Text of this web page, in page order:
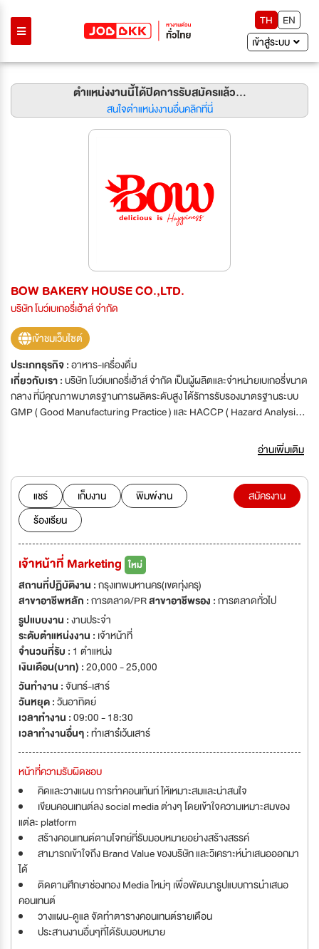
TH
EN
เข้าสู่ระบบ
ตำแหน่งงานนี้ได้ปิดการรับสมัครแล้ว...
สนใจตำแหน่งงานอื่นคลิกที่นี่
BOW BAKERY HOUSE CO.,LTD.
บริษัท โบว์เบเกอรี่เฮ้าส์ จำกัด
เข้าชมเว็บไซต์
ประเภทธุรกิจ :อาหาร-เครื่องดื่ม
เกี่ยวกับเรา :บริษัท โบว์เบเกอรี่เฮ้าส์ จำกัด เป็นผู้ผลิตและจำหน่ายเบเกอรี่ขนาด
กลาง ที่มีคุณภาพมาตรฐานการผลิตระดับสูง ได้รัการรับรองมาตรฐานระบบ
GMP ( Good Manufacturing Practice ) และ HACCP ( Hazard Analysis
Puff Pastry (Pie ,Danish ,Croissant and Eclair ) Sandwich และ Bread
ด้วยประสบการณ์ในธุรกิจเบเกอรี่กว่า 15 ปี ด้วยโรงงานใหม่ได้มาตรฐาน และ
เทคโนโลยีที่ทันสมัยภายใต้ความใส่ใจพิถีพิถันในทุกขั้นตอนของกระบวนการผลิต
เพื่อให้ลูกค้าได้รับความพึงพอใจในทุกๆด้านจากสินค้าและบริการ เราผลิตเกอรี่
ที่แสนอร่อยและคุณภาพดีเยี่ยมส่งกับร้านกาแฟมากมายทั้งในกรุงเทพฯและ
ปริมณฑลกว่า 300 ร้าน
อ่านเพิ่มเติม
แชร์ เก็บงาน
พิมพ์งาน
ร้องเรียน
สมัครงาน
เจ้าหน้าที่ Marketing ใหม่
สถานที่ปฏิบัติงาน :กรุงเทพมหานคร(เขตทุ่งครุ)
สาขาอาชีพหลัก :การตลาด/PRสาขาอาชีพรอง :การตลาดทั่วไป
รูปแบบงาน :งานประจำ
ระดับตำแหน่งงาน : เจ้าหน้าที่
จำนวนที่รับ : 1 ตำแหน่ง
เงินเดือน(บาท) :20,000 - 25,000
วันทำงาน :จันทร์-เสาร์
วันหยุด :วันอาทิตย์
เวลาทำงาน :09:00 - 18:30
เวลาทำงานอื่นๆ :ทำเสาร๋เว้นเสาร์
หน้าที่ความรับผิดชอบ
คิดและวางแผน การทำคอนเท้นท์ ให้เหมาะสมและน่าสนใจ
เขียนคอนเทนต์ลง social media ต่างๆ โดยเข้าใจความเหมาะสมของ
แต่ละ platform
สร้างคอนเทนต์ตามโจทย์ที่รับมอบหมายอย่างสร้างสรรค์
สามารถเข้าใจถึง Brand Value ของบริษัท และวิเคราะห์นำเสนอออกมา
ได้
ติดตามศึกษาช่องทอง Media ใหม่ๆ เพื่อพัฒนารูปแบบการนำเสนอ
คอนเทนต์
วางแผน-ดูแล จัดทำตารางคอนเทนต์รายเดือน
ประสานงานอื่นๆที่ได้รับมอบหมาย